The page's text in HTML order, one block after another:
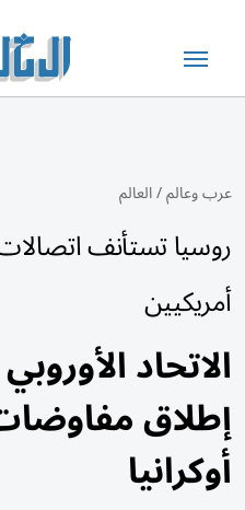
عرب وعالم/العالم
روسيا تستأنف
أمريكيين
الاتحاد
إطلاق
أوكرانيا